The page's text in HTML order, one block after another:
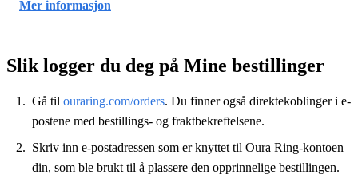
Mer informasjon
Slik logger du deg på Mine bestillinger
Gå til ouraring.com/orders. Du finner også direktekoblinger i e-
postene med bestillings- og fraktbekreftelsene.
Skriv inn e-postadressen som er knyttet til Oura Ring-kontoen
din, som ble brukt til å plassere den opprinnelige bestillingen.